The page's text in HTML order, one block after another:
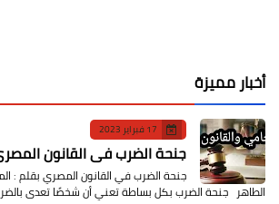
أخبار مميزة
17 فبراير 2023
جنحة الضرب في القانون
جنحة الضرب في القانون المصري بقلم :
الطاهر جنحة الضرب بكل بساطة تعني أن شخصًا تعدى